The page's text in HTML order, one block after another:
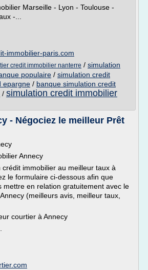
Marseille - Lyon - Toulouse -
-...
immobilier-paris.com
credit immobilier nanterre / simulation
populaire / simulation credit
epargne / banque simulation credit
/ simulation credit immobilier
- Négociez le meilleur Prêt
Annecy
immobilier au meilleur taux à
le formulaire ci-dessous afin que
mettre en relation gratuitement avec le
(meilleurs avis, meilleur taux,
courtier à Annecy